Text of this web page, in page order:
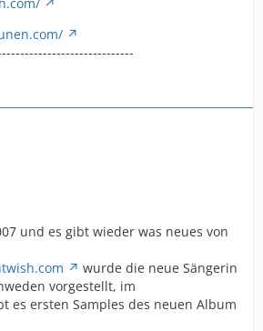
und es gibt wieder was neues von
wurde die neue Sängerin
vorgestellt, im
es ersten Samples des neuen Album